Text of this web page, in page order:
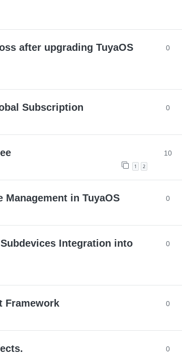
after upgrading TuyaOS
0
Subscription 0
1 2
10
in TuyaOS 0
Integration into
0
Framework 0
0